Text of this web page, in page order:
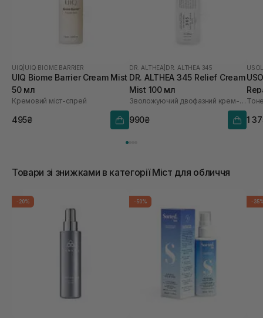
UIQ UIQ BIOME BARRIER
UIQ Biome Barrier Cream Mist
50 мл
Кремовий міст-спрей
495₴
DR. ALTHEA DR. ALTHEA 345
DR. ALTHEA 345 Relief Cream
Mist 100 мл
Зволожуючий двофазний крем-спрей для обличчя
990₴ 1
Товари зі знижками в категорії Міст для обличчя
-20% -50% -